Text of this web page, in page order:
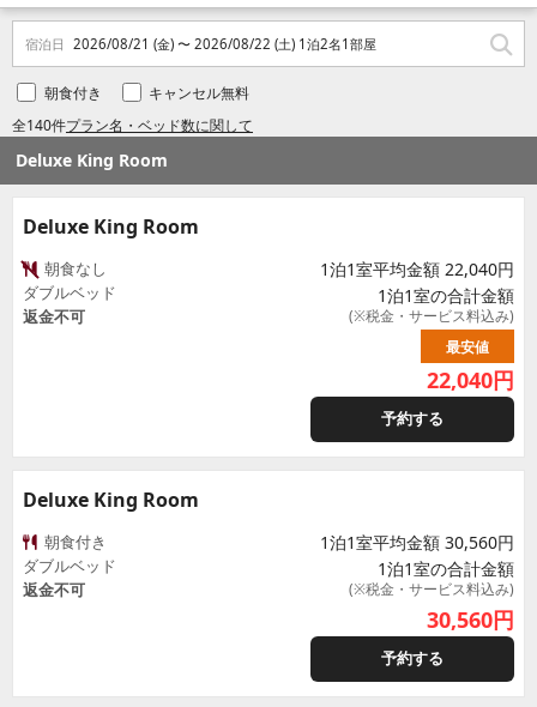
宿泊日 2026/08/21 (金) 〜 2026/08/22 (土) 1泊2名1部屋
全140件プラン名・ベッド数に関して
朝食付き キャンセル無料
Deluxe King Room
Deluxe King Room
朝食なし
ダブルベッド
返金不可
1泊1室平均金額 22,040円
1泊1室の合計金額
(※税金・サービス料込み)
最安値
22,040円
予約する
Deluxe King Room
朝食付き
ダブルベッド
返金不可
1泊1室平均金額 30,560円
1泊1室の合計金額
(※税金・サービス料込み)
30,560円
予約する